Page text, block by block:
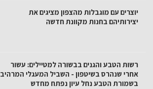
יוצרים עם מוגבלות מהצפון מציגים את
יצירותיהם בחנות מקוונת חדשה
רשות הטבע והגנים בבשורה למטיילים: עשור
אחרי שנהרס בשיטפון - השביל המעגלי המרהיב
בשמורת הטבע נחל עיון נפתח מחדש